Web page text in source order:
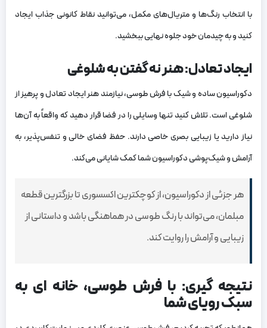
با انتخاب رنگ‌ها و متریال‌های مکمل، می‌توانید نقاط کانونی جذاب ایجاد
کنید و به چیدمان خود جلوه نهایی ببخشید.
ایجاد تعادل: هنر نه گفتن به شلوغی
دکوراسیون ساده و شیک با فرش طوسی، نیازمند هنر ایجاد تعادل و پرهیز از
شلوغی است. تلاش کنید تنها وسایلی را در فضا قرار دهید که واقعاً به آن‌ها
نیاز دارید یا زیبایی بصری خاصی دارند. حفظ فضای خالی و تنفس‌پذیر، به
آرامش و شیک‌پوشی دکوراسیون شما کمک شایانی می‌کند.
هر جزئی از دکوراسیون، از کوچکترین اکسسوری تا بزرگترین قطعه
مبلمان، می‌تواند با رنگ طوسی در هماهنگی باشد و داستانی از
زیبایی و آرامش را روایت کند.
نتیجه گیری: با فرش طوسی، خانه ای به
سبک رویای شما